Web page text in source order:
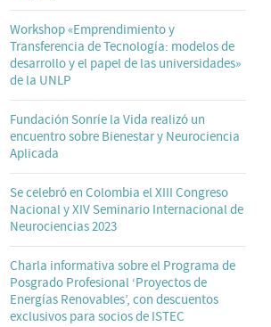
Workshop «Emprendimiento y
Transferencia de Tecnología: modelos de
desarrollo y el papel de las universidades»
de la UNLP
Fundación Sonríe la Vida realizó un
encuentro sobre Bienestar y Neurociencia
Aplicada
Se celebró en Colombia el XIII Congreso
Nacional y XIV Seminario Internacional de
Neurociencias 2023
Charla informativa sobre el Programa de
Posgrado Profesional ‘Proyectos de
Energías Renovables’, con descuentos
exclusivos para socios de ISTEC